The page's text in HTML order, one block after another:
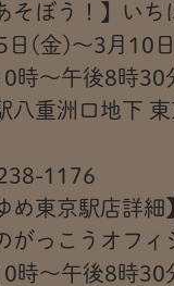
そぼう！】い
(金)～3月10
時～午後8時
洲口地下 東
1176
め東京駅店詳細
っこうオフィ
時～午後8時30